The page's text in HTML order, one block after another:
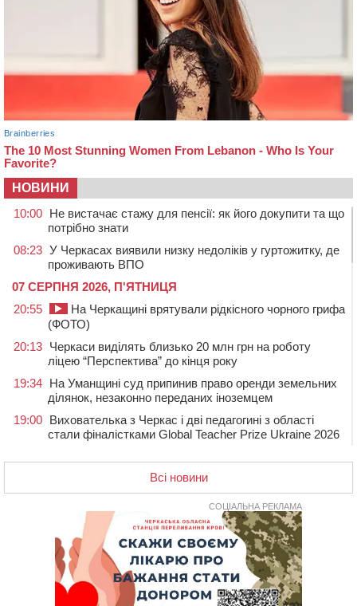
НОВИНИ
10:00 Не вистачає стажу для пенсії: як його докупити та що
потрібно знати
08:23 У Черкасах виявили низку недоліків у гуртожитку, де
проживають ВПО
07 СЕРПНЯ 2026, П'ЯТНИЦЯ
20:55
На Черкащині врятували рідкісного чорного грифа
(ФОТО)
20:13 Черкаси виділять близько 20 млн грн на роботу
ліцею “Перспектива” до кінця року
19:34 На Уманщині суд припинив право оренди земельних
ділянок, незаконно переданих іноземцем
19:00 Вихователька з Черкас і дві педагогині з області
стали фіналістками Global Teacher Prize Ukraine 2026
закрили сезон літнього табору для людей поважного
“Це страшна несправедливість”: мати хворого на
СМА 13-річного хлопця із Драбівщини просить
ОВА виділити кошти на дороговартісні ліки
На Уманщині судитимуть колишню очільницю відділу
освіти через закупівлю електрики за завищеною
ціною
Всі новини
СОЦІАЛЬНА РЕКЛАМА